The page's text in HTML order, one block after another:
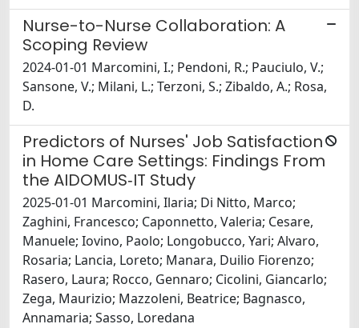
Nurse-to-Nurse Collaboration: A
Scoping Review
2024-01-01 Marcomini, I.; Pendoni, R.; Pauciulo, V.;
Sansone, V.; Milani, L.; Terzoni, S.; Zibaldo, A.; Rosa,
D.
Predictors of Nurses' Job Satisfaction
in Home Care Settings: Findings From
the AIDOMUS‐IT Study
2025-01-01 Marcomini, Ilaria; Di Nitto, Marco;
Zaghini, Francesco; Caponnetto, Valeria; Cesare,
Manuele; Iovino, Paolo; Longobucco, Yari; Alvaro,
Rosaria; Lancia, Loreto; Manara, Duilio Fiorenzo;
Rasero, Laura; Rocco, Gennaro; Cicolini, Giancarlo;
Zega, Maurizio; Mazzoleni, Beatrice; Bagnasco,
Annamaria; Sasso, Loredana